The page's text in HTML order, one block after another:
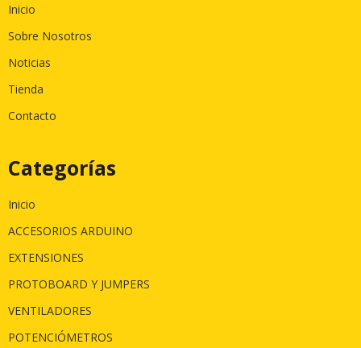
Inicio
Sobre Nosotros
Noticias
Tienda
Contacto
Categorías
Inicio
ACCESORIOS ARDUINO
EXTENSIONES
PROTOBOARD Y JUMPERS
VENTILADORES
POTENCIÓMETROS